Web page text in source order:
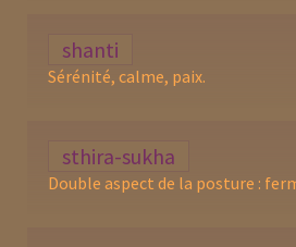
shanti
Sérénité, calme, paix.
sthira-sukha
Double aspect de la posture :